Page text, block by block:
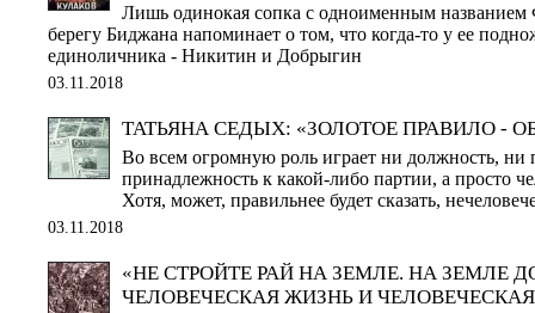
Лишь одинокая сопка с одноименным названием
берегу Биджана напоминает о том, что когда-то у ее
единоличника - Никитин и Добрыгин
03.11.2018
ТАТЬЯНА СЕДЫХ: «ЗОЛОТОЕ ПРАВИЛО -
Во всем огромную роль играет ни должность, ни
принадлежность к какой-либо партии, а просто
Хотя, может, правильнее будет сказать,
03.11.2018
«НЕ СТРОЙТЕ РАЙ НА ЗЕМЛЕ. НА ЗЕМЛЕ
ЧЕЛОВЕЧЕСКАЯ ЖИЗНЬ И